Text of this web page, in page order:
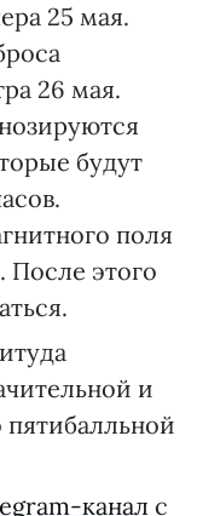
25 мая.
26 мая.
будут
поля
После этого
и
пятибалльной
канал с